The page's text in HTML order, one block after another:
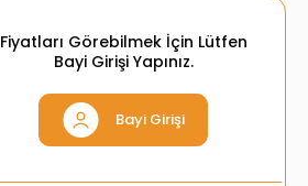
Fiyatları Görebilmek İçin Lütfen
Bayi Girişi Yapınız.
Bayi Girişi